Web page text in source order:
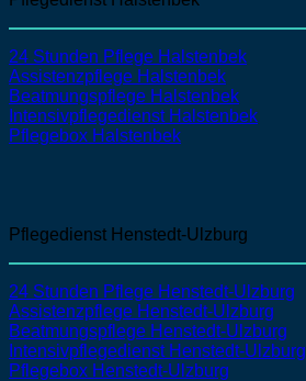
24 Stunden Pflege Halstenbek
Assistenzpflege Halstenbek
Beatmungspflege Halstenbek
Intensivpflegedienst Halstenbek
Pflegebox Halstenbek
Pflegedienst Henstedt-Ulzburg
24 Stunden Pflege Henstedt-Ulzburg
Assistenzpflege Henstedt-Ulzburg
Beatmungspflege Henstedt-Ulzburg
Intensivpflegedienst Henstedt-Ulzburg
Pflegebox Henstedt-Ulzburg